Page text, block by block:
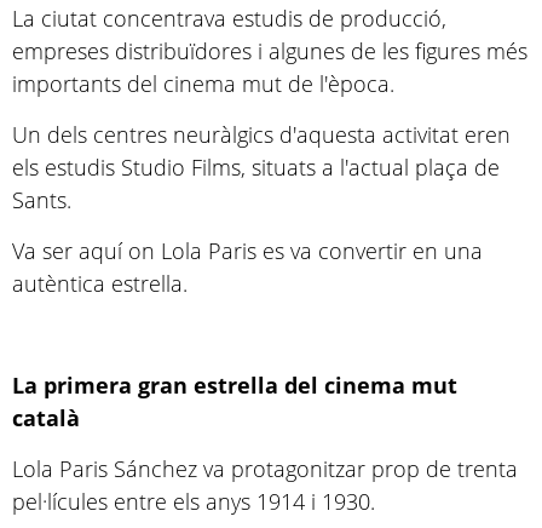
La ciutat concentrava estudis de producció,
empreses distribuïdores i algunes de les figures més
importants del cinema mut de l'època.
Un dels centres neuràlgics d'aquesta activitat eren
els estudis Studio Films, situats a l'actual plaça de
Sants.
Va ser aquí on Lola Paris es va convertir en una
autèntica estrella.
La primera gran estrella del cinema mut
català
Lola Paris Sánchez va protagonitzar prop de trenta
pel·lícules entre els anys 1914 i 1930.